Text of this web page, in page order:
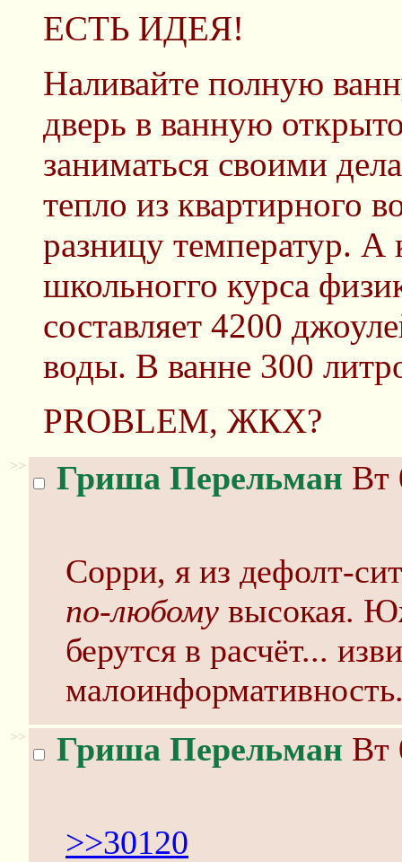
ЕСТЬ ИДЕЯ!
Наливайте полную
дверь в ванную
заниматься своими
тепло из квартирного
разницу температур. А
школьногго курса
составляет 4200
воды. В ванне 300
PROBLEM, ЖКХ?
>> Гриша Перельман Вт
Сорри, я из дефолт-
по-любому высокая.
берутся в расчёт...
>> Гриша Перельман Вт
>>30120